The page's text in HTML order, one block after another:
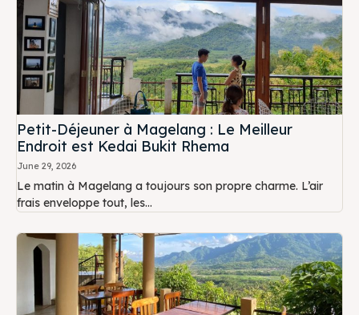
Petit-Déjeuner à Magelang : Le Meilleur
Endroit est Kedai Bukit Rhema
June 29, 2026
Le matin à Magelang a toujours son propre charme. L’air
frais enveloppe tout, les...